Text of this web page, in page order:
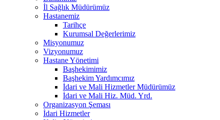
İl Sağlık Müdürümüz
Hastanemiz
Tarihçe
Kurumsal Değerlerimiz
Misyonumuz
Vizyonumuz
Hastane Yönetimi
Başhekimimiz
Başhekim Yardımcımız
İdari ve Mali Hizmetler Müdürümüz
İdari ve Mali Hiz. Müd. Yrd.
Organizasyon Şeması
İdari Hizmetler